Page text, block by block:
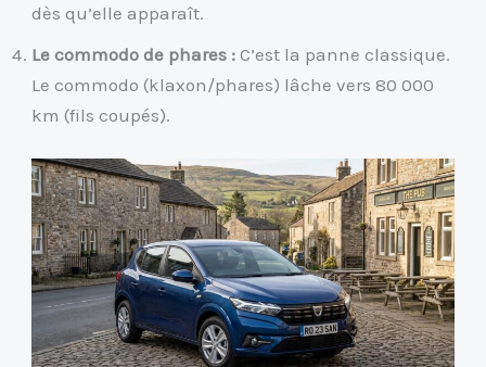
dès qu’elle apparaît.
Le commodo de phares : C’est la panne classique.
Le commodo (klaxon/phares) lâche vers 80 000
km (fils coupés).